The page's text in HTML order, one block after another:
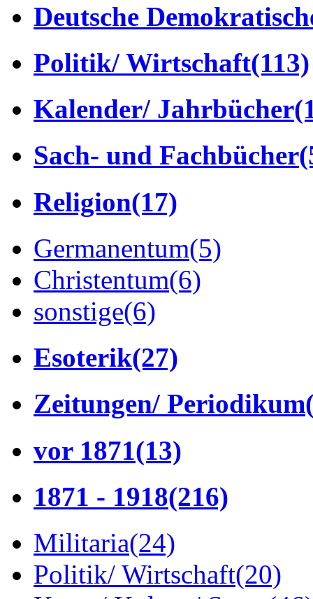
Deutsche
Politik/ Wirtschaft(113)
Kalender/ Jahrbücher
Sach- und Fachbücher
Religion(17)
Germanentum(5)
Christentum(6)
sonstige(6)
Esoterik(27)
Zeitungen/ Periodikum
vor 1871(13)
1871 - 1918(216)
Militaria(24)
Politik/ Wirtschaft(20)